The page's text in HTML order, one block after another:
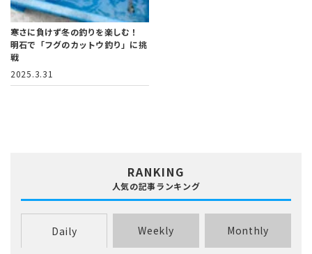
寒さに負けず冬の釣りを楽しむ！
明石で「フグのカットウ釣り」に挑
戦
2025.3.31
RANKING
人気の記事ランキング
Daily Weekly Monthly